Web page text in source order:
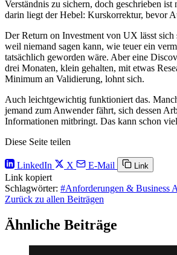
Verständnis zu sichern, doch geschrieben ist
darin liegt der Hebel: Kurskorrektur, bevor
Der Return on Investment von UX lässt sich
weil niemand sagen kann, wie teuer ein
tatsächlich geworden wäre. Aber eine
drei Monaten, klein gehalten, mit etwas
Minimum an Validierung, lohnt sich.
Auch leichtgewichtig funktioniert das.
jemand zum Anwender fährt, sich dessen
Informationen mitbringt. Das kann schon
Diese Seite teilen
LinkedIn X E-Mail Link
Link kopiert
Schlagwörter: #Anforderungen & Business
Zurück zu allen Beiträgen
Ähnliche Beiträge